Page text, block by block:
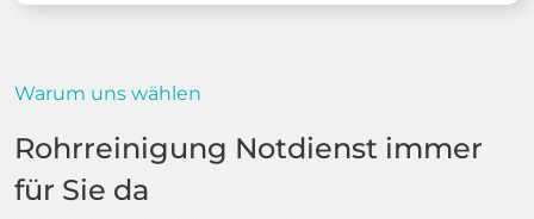
Warum uns wählen
Rohrreinigung Notdienst immer
für Sie da